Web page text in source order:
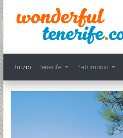
Inizio Tenerife Patrimonio